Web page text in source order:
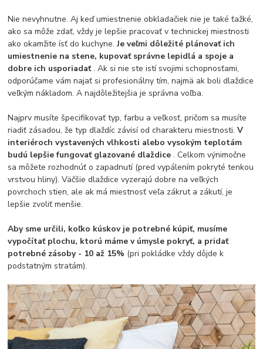
Nie nevyhnutne. Aj keď umiestnenie obkladačiek nie je také ťažké,
ako sa môže zdať, vždy je lepšie pracovať v technickej miestnosti
ako okamžite ísť do kuchyne.Je veľmi dôležité plánovať ich
umiestnenie na stene, kupovať správne lepidlá a spoje a
dobre ich usporiadať. Ak si nie ste istí svojimi schopnosťami,
odporúčame vám najať si profesionálny tím, najmä ak boli dlaždice
veľkým nákladom. A najdôležitejšia je správna voľba.
Najprv musíte špecifikovať typ, farbu a veľkosť, pričom sa musíte
riadiť zásadou, že typ dlaždíc závisí od charakteru miestnosti.V
interiéroch vystavených vlhkosti alebo vysokým teplotám
budú lepšie fungovať glazované dlaždice. Celkom výnimočne
sa môžete rozhodnúť o zapadnutí (pred vypálením pokryté tenkou
vrstvou hliny). Väčšie dlaždice vyzerajú dobre na veľkých
povrchoch stien, ale ak má miestnosť veľa zákrut a zákutí, je
lepšie zvoliť menšie.
Aby sme určili, koľko kúskov je potrebné kúpiť, musíme
vypočítať plochu, ktorú máme v úmysle pokryť, a pridať
potrebné zásoby - 10 až 15% (pri pokládke vždy dôjde k
podstatným stratám).